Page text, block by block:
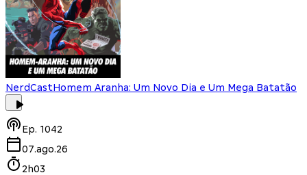
NerdCastHomem Aranha: Um Novo Dia e Um Mega Batatão
Ep. 1042
07.ago.26
2h03